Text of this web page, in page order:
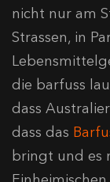
nicht nur am
Strassen, in
die barfuss
dass
dass das
bringt und es